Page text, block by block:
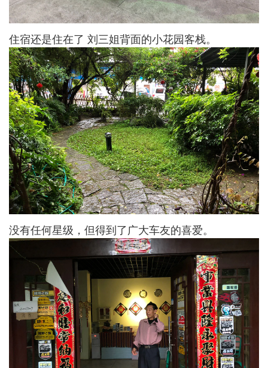
住宿还是住在了 刘三姐背面的小花园客栈。
没有任何星级，但得到了广大车友的喜爱。